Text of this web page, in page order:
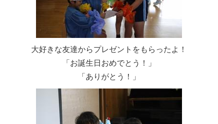
大好きな友達からプレゼントをもらったよ！
「お誕生日おめでとう！」
「ありがとう！」